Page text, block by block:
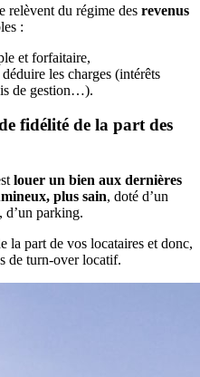
relèvent du régime des revenus
:
et forfaitaire,
les charges (intérêts
de gestion…).
fidélité de la part des
louer un bien aux dernières
plus sain, doté d’un
d’un parking.
la part de vos locataires et donc,
de turn-over locatif.